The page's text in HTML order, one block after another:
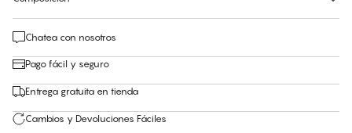
Chatea con nosotros
Pago fácil y seguro
Entrega gratuita en tienda
Cambios y Devoluciones Fáciles